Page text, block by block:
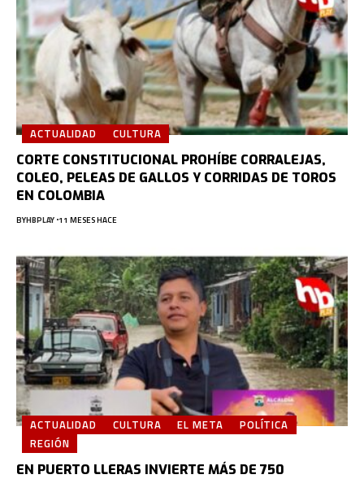
ACTUALIDAD CULTURA
CORTE CONSTITUCIONAL PROHÍBE CORRALEJAS,
COLEO, PELEAS DE GALLOS Y CORRIDAS DE TOROS
EN COLOMBIA
BYHBPLAY 11 MESES HACE
ACTUALIDAD CULTURA EL META
POLÍTICA
REGIÓN
EN PUERTO LLERAS INVIERTE MÁS DE 750